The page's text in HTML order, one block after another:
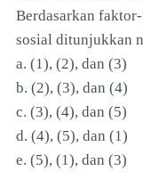
Berdasarkan
sosial ditunjukkan
a. (1), (2), dan (3)
b. (2), (3), dan (4)
c. (3), (4), dan (5)
d. (4), (5), dan (1)
e. (5), (1), dan (3)